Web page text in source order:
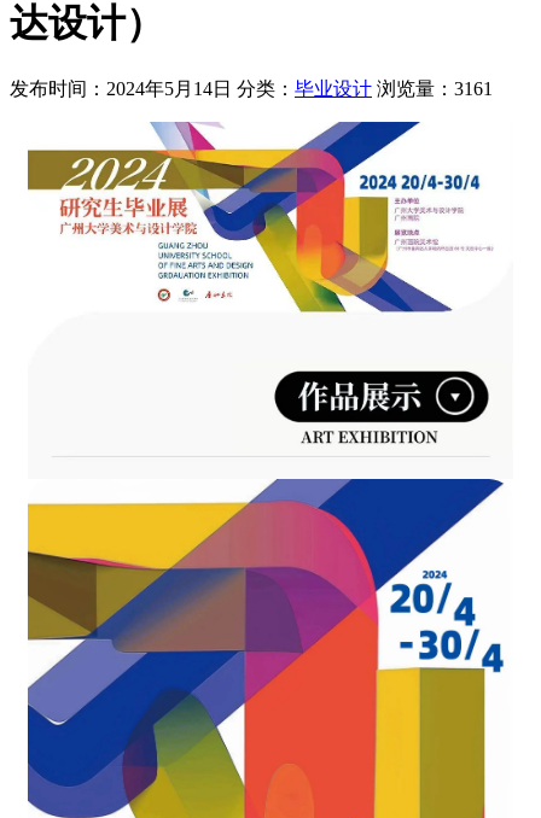
达设计）
发布时间：2024年5月14日 分类： 毕业设计 浏览量：3161